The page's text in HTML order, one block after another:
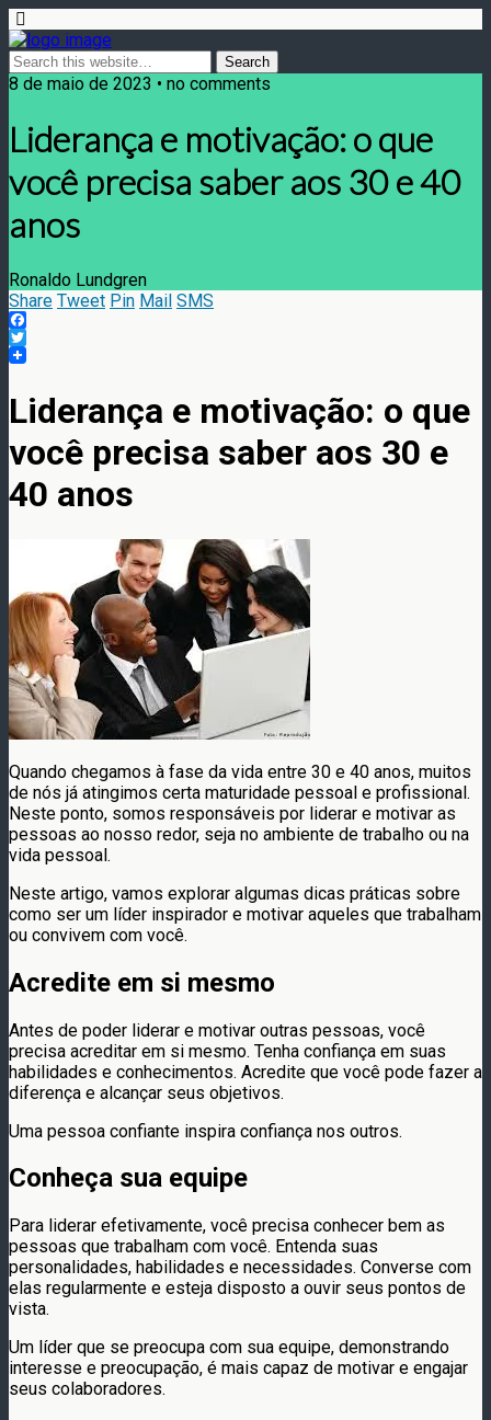
8 de maio de 2023 • no comments
Liderança e motivação: o que
você precisa saber aos 30 e 40
anos
Ronaldo Lundgren
Share Tweet Pin Mail SMS
Facebook
Twitter
Liderança e motivação: o que
você precisa saber aos 30 e
40 anos
Quando chegamos à fase da vida entre 30 e 40 anos, muitos
de nós já atingimos certa maturidade pessoal e profissional.
Neste ponto, somos responsáveis por liderar e motivar as
pessoas ao nosso redor, seja no ambiente de trabalho ou na
vida pessoal.
Neste artigo, vamos explorar algumas dicas práticas sobre
como ser um líder inspirador e motivar aqueles que trabalham
ou convivem com você.
Acredite em si mesmo
Antes de poder liderar e motivar outras pessoas, você
precisa acreditar em si mesmo. Tenha confiança em suas
habilidades e conhecimentos. Acredite que você pode fazer a
diferença e alcançar seus objetivos.
Uma pessoa confiante inspira confiança nos outros.
Conheça sua equipe
Para liderar efetivamente, você precisa conhecer bem as
pessoas que trabalham com você. Entenda suas
personalidades, habilidades e necessidades. Converse com
elas regularmente e esteja disposto a ouvir seus pontos de
vista.
Um líder que se preocupa com sua equipe, demonstrando
interesse e preocupação, é mais capaz de motivar e engajar
seus colaboradores.